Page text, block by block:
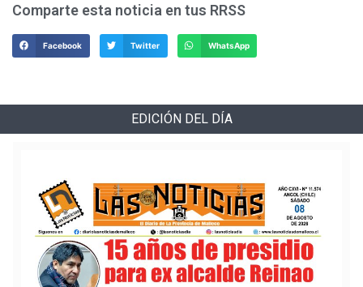
Comparte esta noticia en tus RRSS
Facebook Twitter WhatsApp
EDICIÓN DEL DÍA